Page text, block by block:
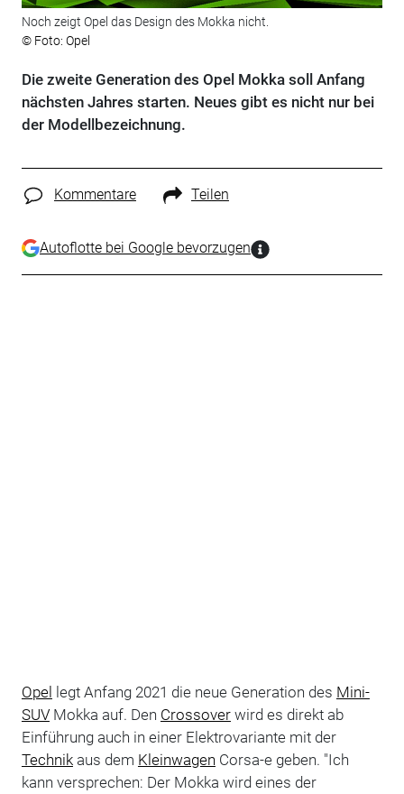
Noch zeigt Opel das Design des Mokka nicht.
© Foto: Opel
Die zweite Generation des Opel Mokka soll Anfang
nächsten Jahres starten. Neues gibt es nicht nur bei
der Modellbezeichnung.
Kommentare Teilen
Autoflotte bei Google bevorzugen
Opel legt Anfang 2021 die neue Generation des Mini-
SUVMokka auf. Den Crossoverwird es direkt ab
Einführung auch in einer Elektrovariante mit der
Technikaus dem Kleinwagen Corsa-e geben. "Ich
kann versprechen: Der Mokka wird eines der